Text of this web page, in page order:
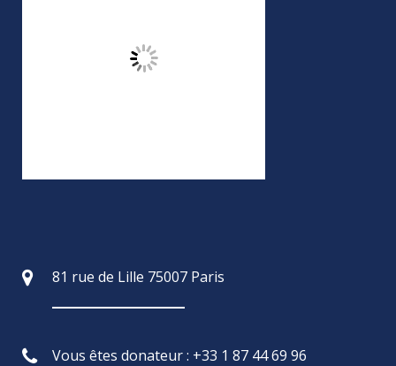
81 rue de Lille 75007 Paris
Vous êtes donateur : +33 1 87 44 69 96